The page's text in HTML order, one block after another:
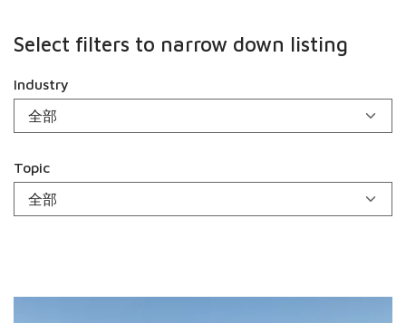
Select filters to narrow down listing
Industry
Topic